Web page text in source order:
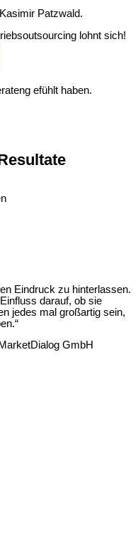
Patzwald.
lohnt sich!
efühlt haben.
Eindruck zu hinterlassen.
darauf, ob sie
jedes mal großartig sein,
GmbH